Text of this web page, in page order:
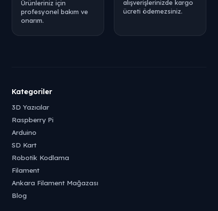
Ürünleriniz için
profesyonel bakım ve
onarım.
alışverişlerinizde kargo
ücreti ödemezsiniz.
Kategoriler
3D Yazıcılar
Raspberry Pi
Arduino
SD Kart
Robotik Kodlama
Filament
Ankara Filament Mağazası
Blog